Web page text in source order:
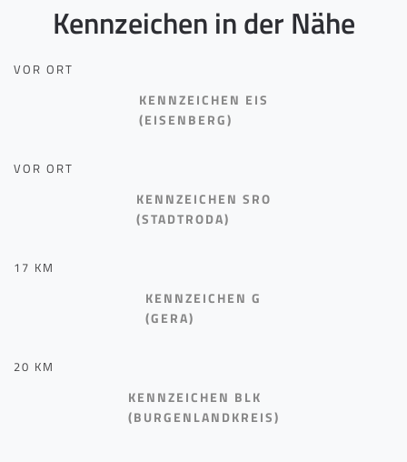
Kennzeichen in der Nähe
VOR ORT
KENNZEICHEN EIS
(EISENBERG)
VOR ORT
KENNZEICHEN SRO
(STADTRODA)
17 KM
KENNZEICHEN G
(GERA)
20 KM
KENNZEICHEN BLK
(BURGENLANDKREIS)